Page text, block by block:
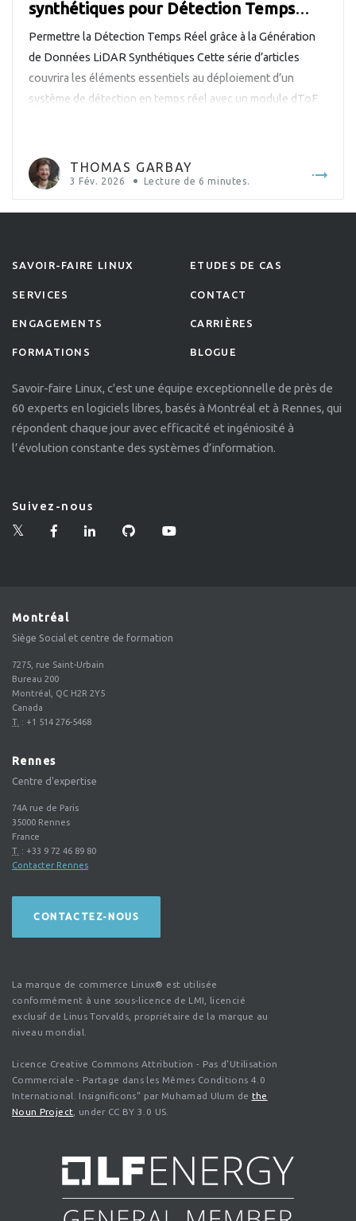
synthétiques pour Détection Temps
Réel
Permettre la Détection Temps Réel grâce à la Génération
de Données LiDAR Synthétiques Cette série d’articles
couvrira les éléments essentiels au déploiement d’un
système de détection en temps réel avec un module dToF
LiDAR synthétiques pour la détection […]
THOMAS GARBAY
3 Fév. 2026 Lecture de 6 minutes.
SAVOIR-FAIRE LINUX
SERVICES
ENGAGEMENTS
FORMATIONS
ETUDES DE CAS
CONTACT
CARRIÈRES
BLOGUE
Savoir-faire Linux, c'est une équipe exceptionnelle de près de
60 experts en logiciels libres, basés à Montréal et à Rennes, qui
répondent chaque jour avec efficacité et ingéniosité à
l’évolution constante des systèmes d’information.
Suivez-nous
Montréal
Siège Social et centre de formation
7275, rue Saint-Urbain
Bureau 200
Montréal, QC H2R 2Y5
Canada
T. : +1 514 276-5468
Rennes
Centre d'expertise
74A rue de Paris
35000 Rennes
France
T. : +33 9 72 46 89 80
Contacter Rennes
CONTACTEZ-NOUS
La marque de commerce Linux® est utilisée
conformément à une sous-licence de LMI, licencié
exclusif de Linus Torvalds, propriétaire de la marque au
niveau mondial.
Licence Creative Commons Attribution - Pas d'Utilisation
Commerciale - Partage dans les Mêmes Conditions 4.0
International. Insignificons" par Muhamad Ulum de the
Noun Project , under CC BY 3.0 US.